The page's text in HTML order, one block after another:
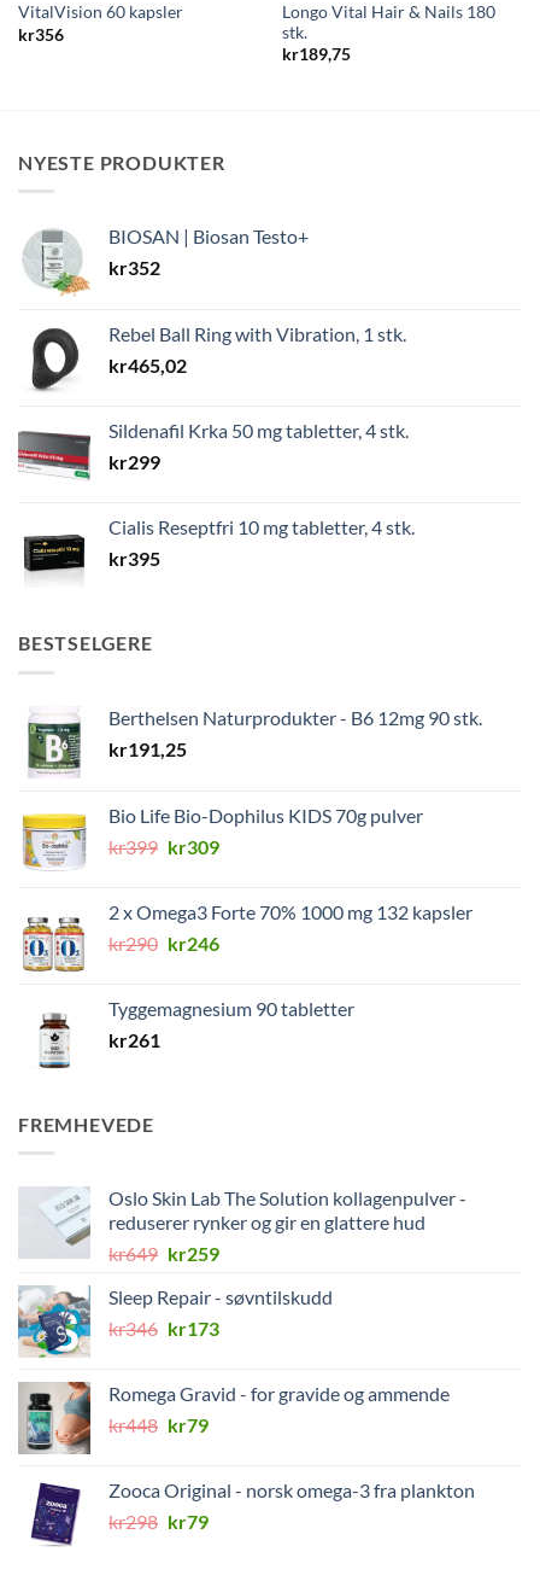
VitalVision 60 kapsler
kr356
Longo Vital Hair & Nails 180
stk.
kr189,75
NYESTE PRODUKTER
BIOSAN | Biosan Testo+
kr352
Rebel Ball Ring with Vibration, 1 stk.
kr465,02
Sildenafil Krka 50 mg tabletter, 4 stk.
kr299
Cialis Reseptfri 10 mg tabletter, 4 stk.
kr395
BESTSELGERE
Berthelsen Naturprodukter - B6 12mg 90 stk.
kr191,25
Bio Life Bio-Dophilus KIDS 70g pulver
kr399 Opprinnelig
kr399.
kr309Nåværende
kr309.
2 x Omega3 Forte 70% 1000 mg 132 kapsler
kr290 Opprinnelig
kr290.
kr246Nåværende
kr246.
Tyggemagnesium 90 tabletter
kr261
FREMHEVEDE
Oslo Skin Lab The Solution kollagenpulver -
reduserer rynker og gir en glattere hud
kr649 Opprinnelig
var:
kr649.
kr259Nåværende
er:
kr259.
Sleep Repair - søvntilskudd
kr346 Opprinnelig
kr346.
kr173Nåværende
kr173.
Romega Gravid - for gravide og ammende
kr448 Opprinnelig
kr448.
kr79Nåværende
kr79.
Zooca Original - norsk omega-3 fra plankton
kr298 Opprinnelig
kr79Nåværende